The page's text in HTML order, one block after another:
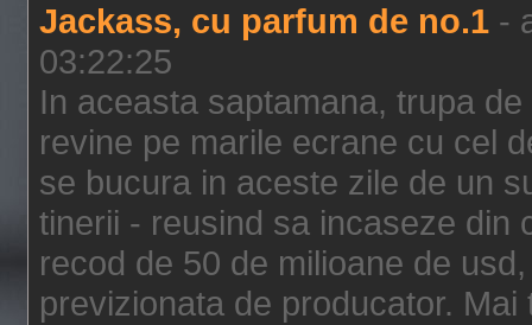
Jackass, cu parfum de no.1 -
03:22:25
In aceasta saptamana, trupa
revine pe marile ecrane cu cel
se bucura in aceste zile de un
tinerii - reusind sa incaseze din
recod de 50 de milioane de
previzionata de producator.